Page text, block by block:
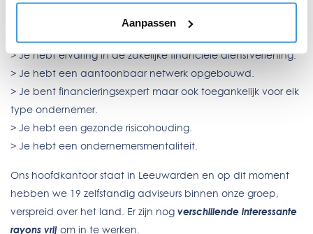
Aanpassen
Wat verwachten we van jou?
> Je hebt ervaring in de zakelijke financiële dienstverlening.
> Je hebt een aantoonbaar netwerk opgebouwd.
> Je bent financieringsexpert maar ook toegankelijk voor elk
type ondernemer.
> Je hebt een gezonde risicohouding.
> Je hebt een ondernemersmentaliteit.
Ons hoofdkantoor staat in Leeuwarden en op dit moment
hebben we 19 zelfstandig adviseurs binnen onze groep,
verspreid over het land. Er zijn nog verschillende interessante
rayons vrij om in te werken.